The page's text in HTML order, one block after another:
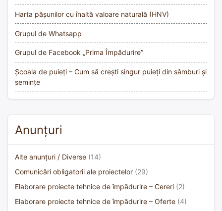
Harta pășunilor cu înaltă valoare naturală (HNV)
Grupul de Whatsapp
Grupul de Facebook „Prima Împădurire”
Școala de puieți – Cum să crești singur puieți din sâmburi și
semințe
Anunțuri
Alte anunțuri / Diverse (14)
Comunicări obligatorii ale proiectelor (29)
Elaborare proiecte tehnice de împădurire – Cereri (2)
Elaborare proiecte tehnice de împădurire – Oferte (4)